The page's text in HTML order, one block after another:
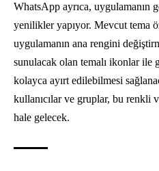
WhatsApp ayrıca, uygulamanın
yenilikler yapıyor. Mevcut tema
uygulamanın ana rengini
sunulacak olan temalı ikonlar ile
kolayca ayırt edilebilmesi
kullanıcılar ve gruplar, bu renkli
hale gelecek.